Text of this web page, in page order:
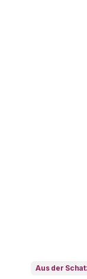
Aus der